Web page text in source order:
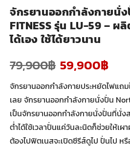
จักรยานออกกำลังกายนั่ง
FITNESS รุ่น LU-59 – ผ
ได้เอง ใช้ได้ยาวนาน
79,900฿ 59,900฿
จักรยานออกกำลังกายประหยัดไฟแถ
เลย จักรยานออกกำลังกายนั่งปั่น
เป็นจักรยานออกกำลังกายนั่งปั่นที่นั่ง
ต่ำได้ใช้เวลาปั่นแค่วันละนิดก็ช่วยให้เ
ต้องไปฟิตเนสจะเปิดซีรีส์ดูไป ปั่นไป ห